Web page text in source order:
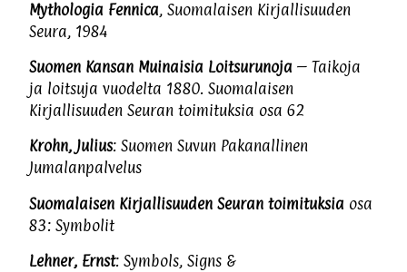
Mythologia Fennica, Suomalaisen Kirjallisuuden
Seura, 1984
Suomen Kansan Muinaisia Loitsurunoja – Taikoja
ja loitsuja vuodelta 1880. Suomalaisen
Kirjallisuuden Seuran toimituksia osa 62
Krohn, Julius: Suomen Suvun Pakanallinen
Jumalanpalvelus
Suomalaisen Kirjallisuuden Seuran toimituksia osa
83: Symbolit
Lehner, Ernst: Symbols, Signs &